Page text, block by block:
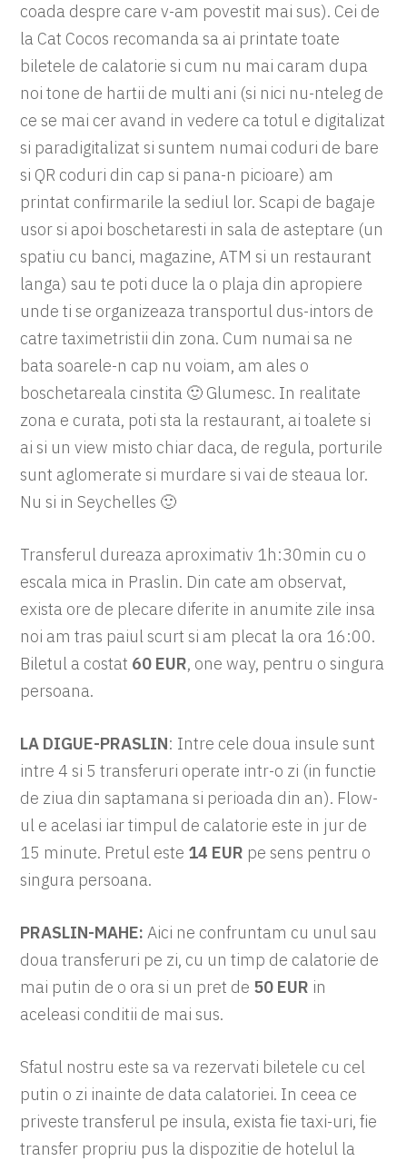
coada despre care v-am povestit mai sus). Cei de
la Cat Cocos recomanda sa ai printate toate
biletele de calatorie si cum nu mai caram dupa
noi tone de hartii de multi ani (si nici nu-nteleg de
ce se mai cer avand in vedere ca totul e digitalizat
si paradigitalizat si suntem numai coduri de bare
si QR coduri din cap si pana-n picioare) am
printat confirmarile la sediul lor. Scapi de bagaje
usor si apoi boschetaresti in sala de asteptare (un
spatiu cu banci, magazine, ATM si un restaurant
langa) sau te poti duce la o plaja din apropiere
unde ti se organizeaza transportul dus-intors de
catre taximetristii din zona. Cum numai sa ne
bata soarele-n cap nu voiam, am ales o
boschetareala cinstita 🙂 Glumesc. In realitate
zona e curata, poti sta la restaurant, ai toalete si
ai si un view misto chiar daca, de regula, porturile
sunt aglomerate si murdare si vai de steaua lor.
Nu si in Seychelles 🙂
Transferul dureaza aproximativ 1h:30min cu o
escala mica in Praslin. Din cate am observat,
exista ore de plecare diferite in anumite zile insa
noi am tras paiul scurt si am plecat la ora 16:00.
Biletul a costat 60 EUR, one way, pentru o singura
persoana.
LA DIGUE-PRASLIN: Intre cele doua insule sunt
intre 4 si 5 transferuri operate intr-o zi (in functie
de ziua din saptamana si perioada din an). Flow-
ul e acelasi iar timpul de calatorie este in jur de
15 minute. Pretul este 14 EUR pe sens pentru o
singura persoana.
PRASLIN-MAHE:Aici ne confruntam cu unul sau
doua transferuri pe zi, cu un timp de calatorie de
mai putin de o ora si un pret de 50 EUR in
aceleasi conditii de mai sus.
Sfatul nostru este sa va rezervati biletele cu cel
putin o zi inainte de data calatoriei. In ceea ce
priveste transferul pe insula, exista fie taxi-uri, fie
transfer propriu pus la dispozitie de hotelul la